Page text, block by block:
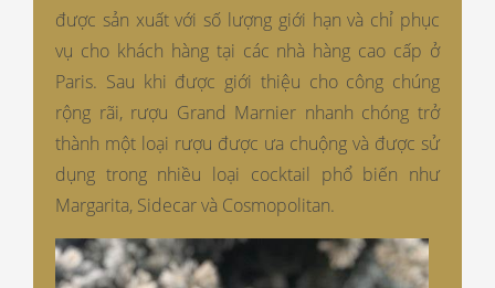
được sản xuất với số lượng giới hạn và chỉ phục
vụ cho khách hàng tại các nhà hàng cao cấp ở
Paris. Sau khi được giới thiệu cho công chúng
rộng rãi, rượu Grand Marnier nhanh chóng trở
thành một loại rượu được ưa chuộng và được sử
dụng trong nhiều loại cocktail phổ biến như
Margarita, Sidecar và Cosmopolitan.